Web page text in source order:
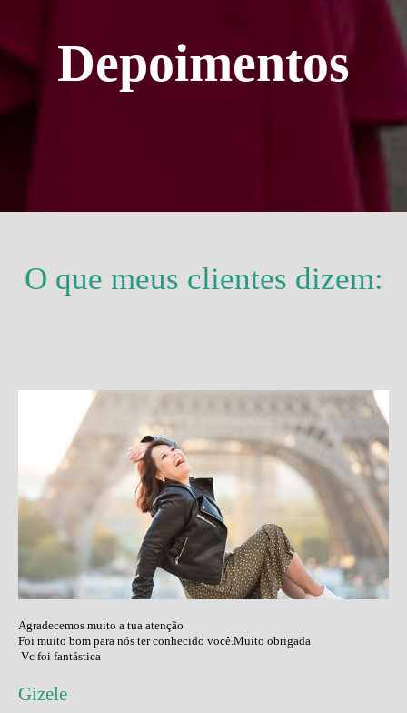
Depoimentos
O que meus clientes dizem:
Agradecemos muito a tua atenção
Foi muito bom para nós ter conhecido você. Muito obrigada
Vc foi fantástica
Gizele